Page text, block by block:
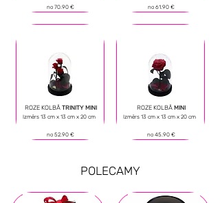
no 70.90 €
ROZE KOLBĀ TRINITY MINI
Izmērs 13 cm х 13 cm х 20 cm
no 52.90 €
no 61.90 €
ROZE KOLBĀ MINI
Izmērs 13 cm х 13 cm х 20 cm
no 45.90 €
POLECAMY